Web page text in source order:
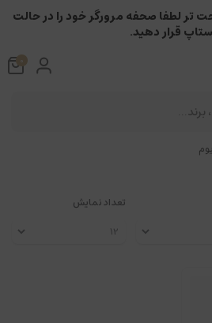
تعداد نمایش
تر لطفا صحفه مرورگر خود را در حالت
قرار دهید.
0